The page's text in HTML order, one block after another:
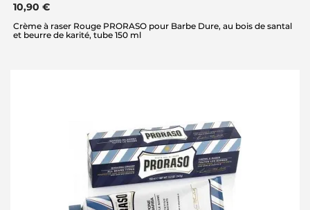
10,90 €
Crème à raser Rouge PRORASO pour Barbe Dure, au bois de santal
et beurre de karité, tube 150 ml